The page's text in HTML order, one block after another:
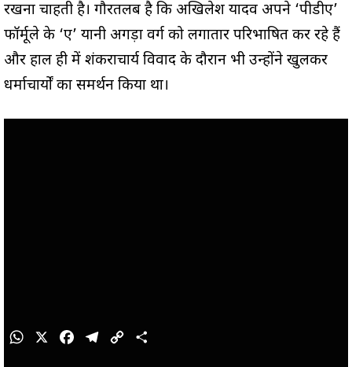
रखना चाहती है। गौरतलब है कि अखिलेश यादव अपने ‘पीडीए’
फॉर्मूले के ‘ए’ यानी अगड़ा वर्ग को लगातार परिभाषित कर रहे हैं
और हाल ही में शंकराचार्य विवाद के दौरान भी उन्होंने खुलकर
धर्माचार्यों का समर्थन किया था।
W